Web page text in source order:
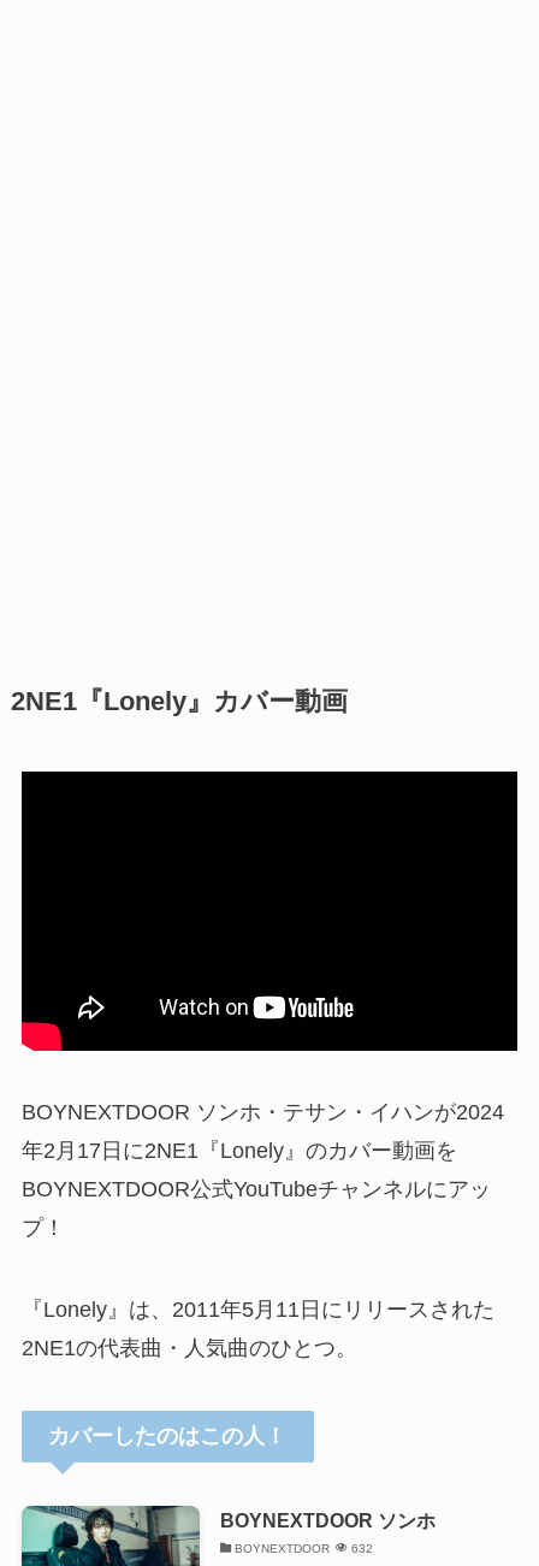
2NE1『Lonely』カバー動画
BOYNEXTDOOR ソンホ・テサン・イハンが2024
年2月17日に2NE1『Lonely』のカバー動画を
BOYNEXTDOOR公式YouTubeチャンネルにアッ
プ！
『Lonely』は、2011年5月11日にリリースされた
2NE1の代表曲・人気曲のひとつ。
カバーしたのはこの人！
BOYNEXTDOOR ソンホ
BOYNEXTDOOR 632